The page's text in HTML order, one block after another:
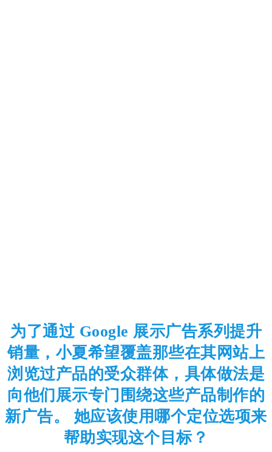
为了通过 Google 展示广告系列提升
销量，小夏希望覆盖那些在其网站上
浏览过产品的受众群体，具体做法是
向他们展示专门围绕这些产品制作的
新广告。 她应该使用哪个定位选项来
帮助实现这个目标？